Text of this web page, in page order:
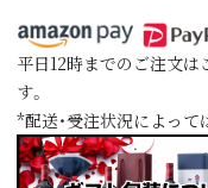
平日12時までのご注文
す。
*配送・受注状況によって